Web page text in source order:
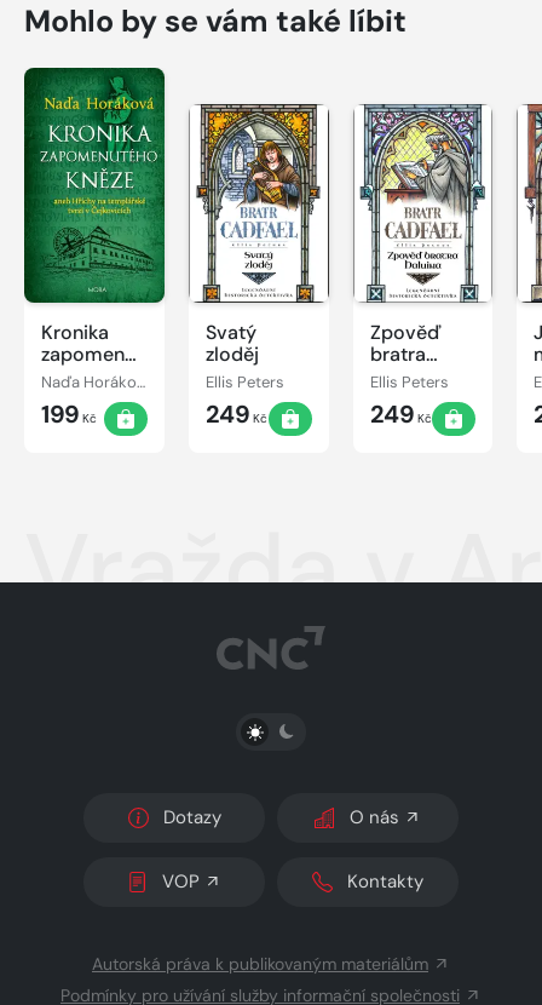
Mohlo by se vám také líbit
Kronika
zapomenutého
kněze
Naďa Horáková
199 Kč
Svatý
zloděj
Ellis Peters
249 Kč
Zpověď
bratra
Haluina
Ellis Peters
249 Kč
Vražda v
PŘEPNOUT SVĚTLÝ/TMAVÝ REŽIM
Dotazy O nás
VOP Kontakty
Autorská práva k publikovaným materiálům
Podmínky pro užívání služby informační společnosti